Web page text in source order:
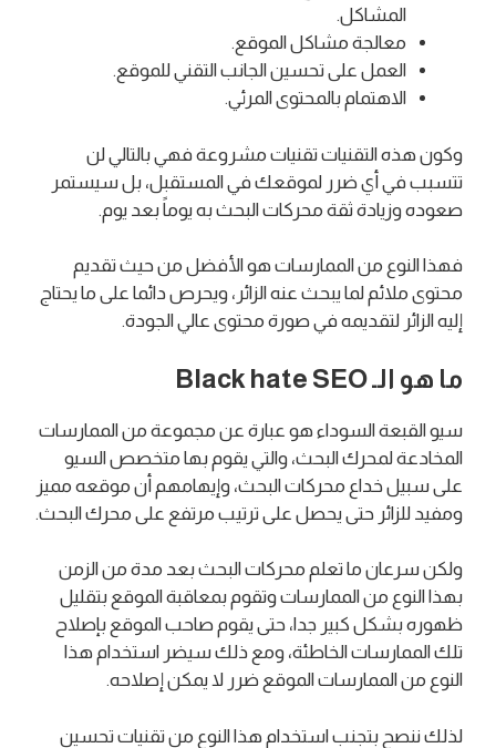
المشاكل.
معالجة مشاكل الموقع.
العمل على تحسين الجانب التقني للموقع.
الاهتمام بالمحتوى المرئي.
وكون هذه التقنيات تقنيات مشروعة فهي بالتالي لن
تتسبب في أي ضرر لموقعك في المستقبل، بل سيستمر
صعوده وزيادة ثقة محركات البحث به يوماً بعد يوم.
فهذا النوع من الممارسات هو الأفضل من حيث تقديم
محتوى ملائم لما يبحث عنه الزائر، ويحرص دائما على ما يحتاج
إليه الزائر لتقديمه في صورة محتوى عالي الجودة.
ما هو الـ Black hate SEO
سيو القبعة السوداء هو عبارة عن مجموعة من الممارسات
المخادعة لمحرك البحث، والتي يقوم بها متخصص السيو
على سبيل خداع محركات البحث، وإيهامهم أن موقعه مميز
ومفيد للزائر حتى يحصل على ترتيب مرتفع على محرك البحث.
ولكن سرعان ما تعلم محركات البحث بعد مدة من الزمن
بهذا النوع من الممارسات وتقوم بمعاقبة الموقع بتقليل
ظهوره بشكل كبير جدا، حتى يقوم صاحب الموقع بإصلاح
تلك الممارسات الخاطئة، ومع ذلك سيضر استخدام هذا
النوع من الممارسات الموقع ضرر لا يمكن إصلاحه.
لذلك ننصح بتجنب استخدام هذا النوع من تقنيات تحسين